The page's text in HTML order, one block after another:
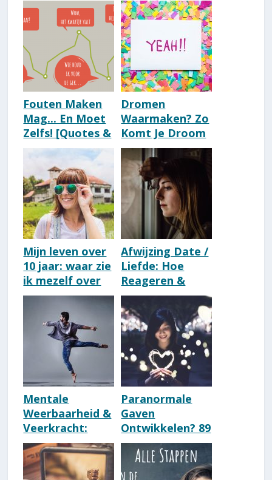
Fouten Maken
Mag... En Moet
Zelfs! [Quotes &
Wijsheid]
Dromen
Waarmaken? Zo
Komt Je Droom
100% Uit [33
Slimme Tips]
Mijn leven over
10 jaar: waar zie
ik mezelf over
10 jaar?
(Voorbeeld!)
Afwijzing Date /
Liefde: Hoe
Reageren &
Ermee Omgaan?
[18 Tips]
Mentale
Weerbaarheid &
Veerkracht:
Betekenis &
Kenmerken
Paranormale
Gaven
Ontwikkelen? 89
Tips:
Helderziend
Word Je Zo!